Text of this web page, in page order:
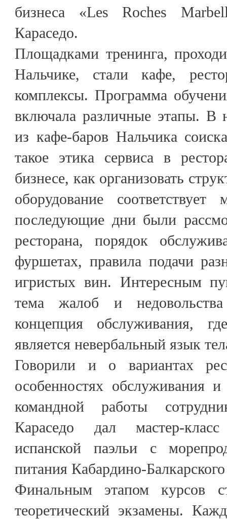
бизнеса «Les Roches
Караседо.
Площадками тренинга,
Нальчике, стали кафе,
комплексы. Программа
включала различные этапы. В
из кафе-баров Нальчика
такое этика сервиса в
бизнесе, как организовать
оборудование
последующие дни были
ресторана, порядок
фуршетах, правила подачи
игристых вин. Интересным
тема жалоб и
концепция обслуживания,
является невербальный язык
Говорили и о вариантах
особенностях обслуживания
командной работы
Караседо дал мастер-
испанской паэльи с
питания Кабардино-
Финальным этапом курсов
теоретический экзамены.